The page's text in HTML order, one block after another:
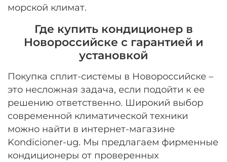
морской климат.
Где купить кондиционер в
Новороссийске с гарантией и
установкой
Покупка сплит-системы в Новороссийске –
это несложная задача, если подойти к ее
решению ответственно. Широкий выбор
современной климатической техники
можно найти в интернет-магазине
Kondicioner-ug. Мы предлагаем фирменные
кондиционеры от проверенных